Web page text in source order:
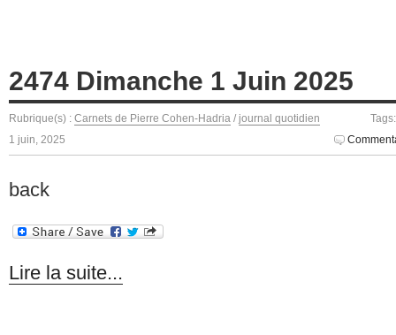
2474 Dimanche 1 Juin 2025
Rubrique(s) : Carnets de Pierre Cohen-Hadria / journal quotidien
1 juin, 2025
back
Lire la suite...